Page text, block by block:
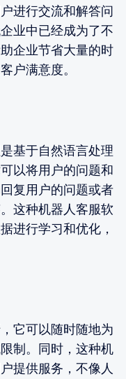
进行交流和解答问
业中已经成为了不
企业节省大量的时
户满意度。
基于自然语言处理
以将用户的问题和
复用户的问题或者
这种机器人客服软
进行学习和优化，
它可以随时随地为
制。同时，这种机
提供服务，不像人